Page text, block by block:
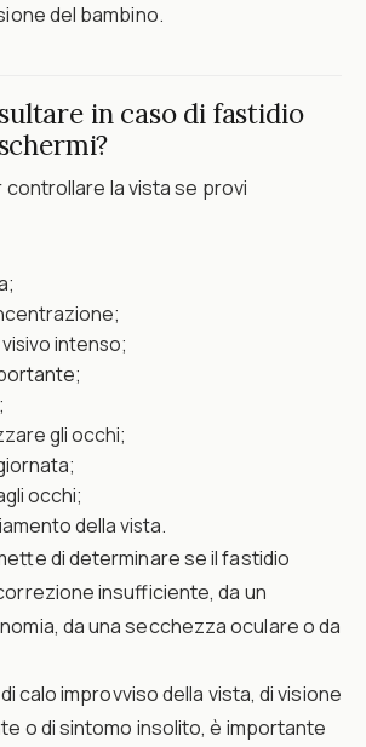
del bambino.
in caso di fastidio
controllare la vista se provi
intenso;
gli occhi;
occhi;
della vista.
di determinare se il fastidio
insufficiente, da un
da una secchezza oculare o da
calo improvviso della vista, di visione
o di sintomo insolito, è importante